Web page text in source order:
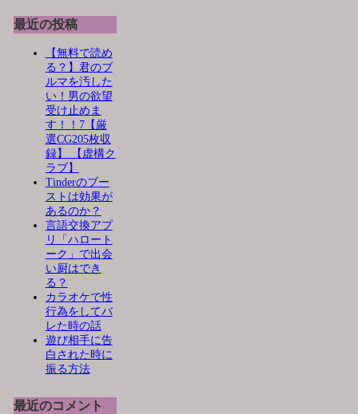
最近の投稿
【無料で読め
る？】君のブ
ルマを汚した
い！男の欲望
受け止めま
す！！7【厳
選CG205枚収
録】 【虚構ク
ラブ】
Tinderのブー
ストは効果が
あるのか？
言語交換アプ
リ「ハロート
ーク」で出会
い厨はでき
る？
カラオケで性
行為をしてバ
レた時の話
遊び相手に告
白された時に
振る方法
最近のコメント